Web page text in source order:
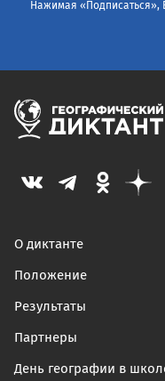
Нажимая «Подписаться»,
О диктанте
Положение
Результаты
Партнеры
День географии в